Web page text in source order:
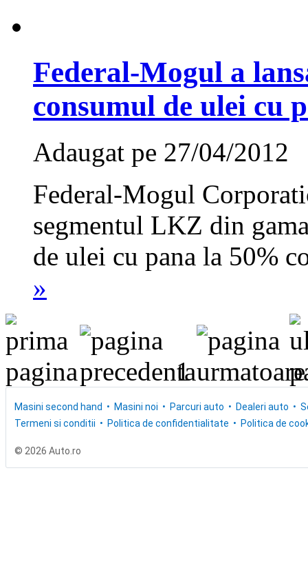
Federal-Mogul a
consumul de ulei cu
Adaugat pe 27/04/2012
Federal-Mogul
segmentul LKZ din
de ulei cu pana la 50%
»
1
Masini second hand Masini noi Parcuri auto Dealeri auto
Termeni si conditii
Politica de confidentialitate Politica de
© 2026 Auto.ro